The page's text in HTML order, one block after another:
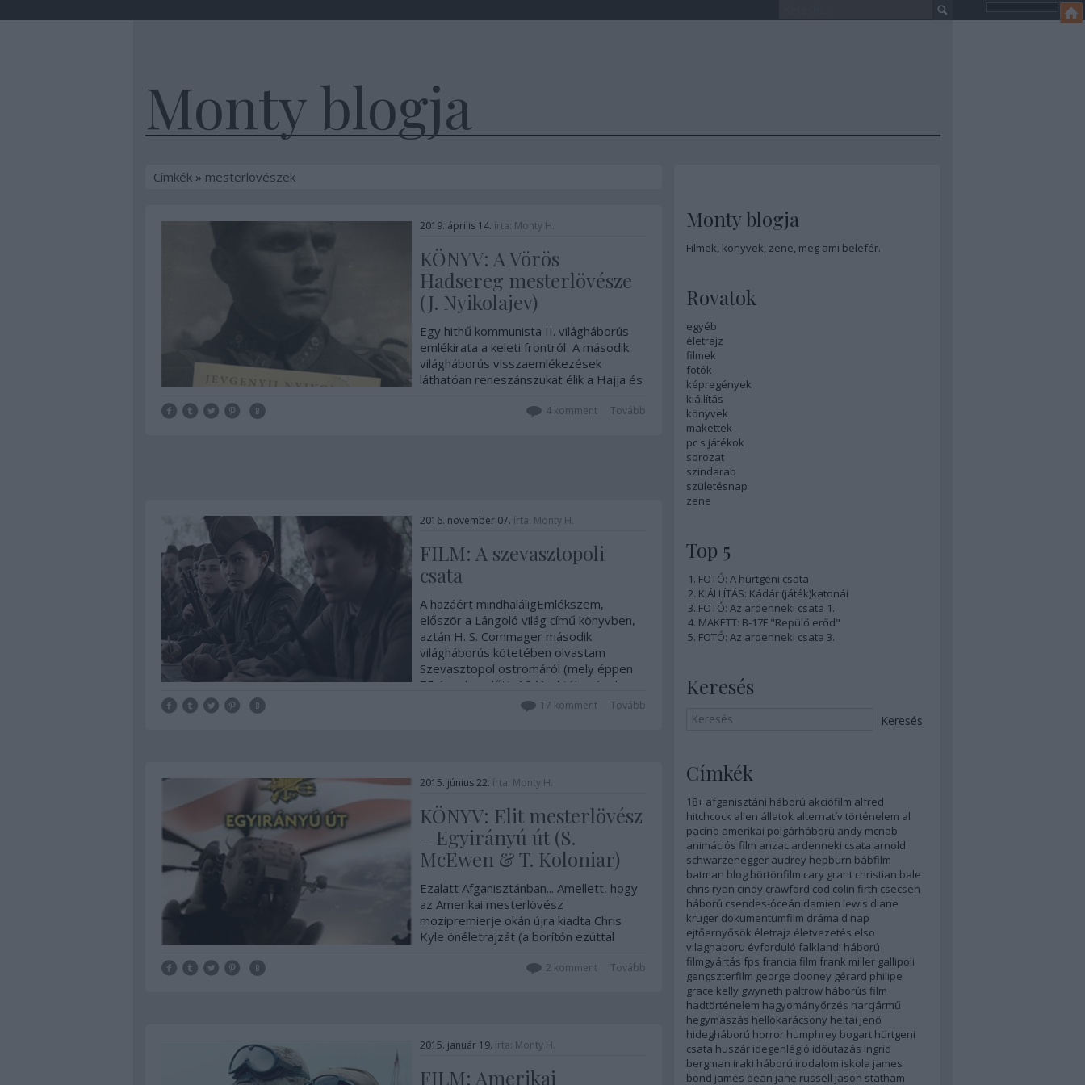
Monty blogja
Címkék» mesterlövészek
2019. április 14. írta: Monty H.
KÖNYV: A Vörös
Hadsereg mesterlövésze
(J. Nyikolajev)
Egy hithű kommunista II. világháborús
emlékirata a keleti frontról A második
világháborús visszaemlékezések
láthatóan reneszánszukat élik a Hajja és
ilyen is napvilágot látott. A legfrissebb
Tovább
4komment
2016. november 07. írta: Monty H.
FILM: A szevasztopoli
csata
A hazáért mindhaláligEmlékszem,
először a Lángoló világ című könyvben,
aztán H. S. Commager második
világháborús kötetében olvastam
Szevasztopol ostromáról (mely éppen
75 évvel ezelőtt, 1941 októberének
végén vette kezdetét és 1942 júliusáig
Tovább
17 komment
2015. június 22. írta: Monty H.
KÖNYV: Elit mesterlövész
– Egyirányú út (S.
McEwen & T. Koloniar)
Ezalatt Afganisztánban... Amellett, hogy
az Amerikai mesterlövész
mozipremierje okán újra kiadta Chris
Kyle önéletrajzát (a borítón ezúttal
tavasszal egy további kötettel is
Tovább
2 komment
2015. január 19. írta: Monty H.
FILM: Amerikai
Monty blogja
Filmek, könyvek, zene, meg ami belefér.
Rovatok
egyéb
életrajz
filmek
fotók
képregények
kiállítás
könyvek
makettek
pc s játékok
sorozat
szindarab
születésnap
zene
Top 5
FOTÓ: A hürtgeni csata
KIÁLLÍTÁS: Kádár (játék)katonái
FOTÓ: Az ardenneki csata 1.
MAKETT: B-17F "Repülő erőd"
FOTÓ: Az ardenneki csata 3.
Keresés
Címkék
18+ afganisztáni háború akciófilm alfred
hitchcock alien állatok alternatív történelem al
pacino amerikai polgárháború andy mcnab
animációs film anzac ardenneki csata arnold
schwarzenegger audrey hepburn bábfilm
batman blog börtönfilm cary grant christian bale
chris ryan cindy crawford cod colin firth csecsen
háború csendes-óceán damien lewis diane
kruger dokumentumfilm dráma d nap
ejtőernyősök életrajz életvezetés elso
vilaghaboru évforduló falklandi háború
filmgyártás fps francia film frank miller gallipoli
gengszterfilm george clooney gérard philipe
grace kelly gwyneth paltrow háborús film
hadtörténelem hagyományőrzés harcjármű
hegymászás hellókarácsony heltai jenő
hidegháború horror humphrey bogart hürtgeni
csata huszár idegenlégió időutazás ingrid
bergman iraki háború irodalom iskola james
bond james dean jane russell jason statham